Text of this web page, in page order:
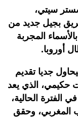
سيتي،
بجيل جديد من
المجربة
أوروبا.
جديا تقديم
حكيمي، الذي يعد
الحالية،
المغربي، وحقق